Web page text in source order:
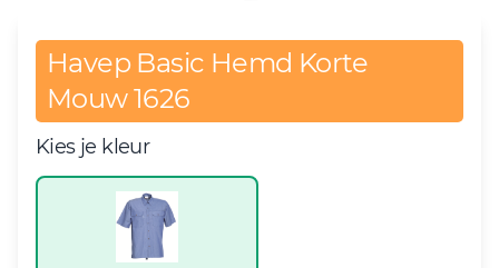
Havep Basic Hemd Korte
Mouw 1626
Kies je kleur